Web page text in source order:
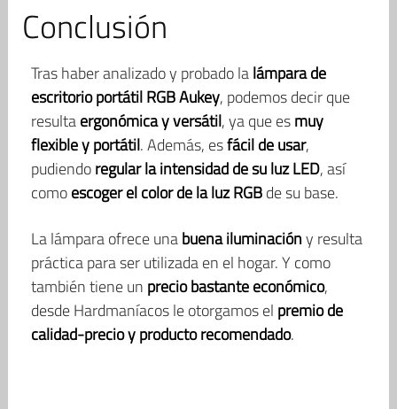
Conclusión
Tras haber analizado y probado lalámpara de
escritorio portátil RGB Aukey, podemos decir que
resultaergonómica y versátil, ya que esmuy
flexible y portátil. Además, esfácil de usar,
pudiendoregular la intensidad de su luz LED, así
comoescoger el color de la luz RGBde su base.
La lámpara ofrece unabuena iluminacióny resulta
práctica para ser utilizada en el hogar. Y como
también tiene un precio bastante económico,
desde Hardmaníacos le otorgamos el premio de
calidad-precio y producto recomendado.